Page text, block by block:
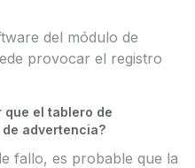
del módulo de
provocar el registro
que el tablero de
advertencia?
fallo, es probable que la